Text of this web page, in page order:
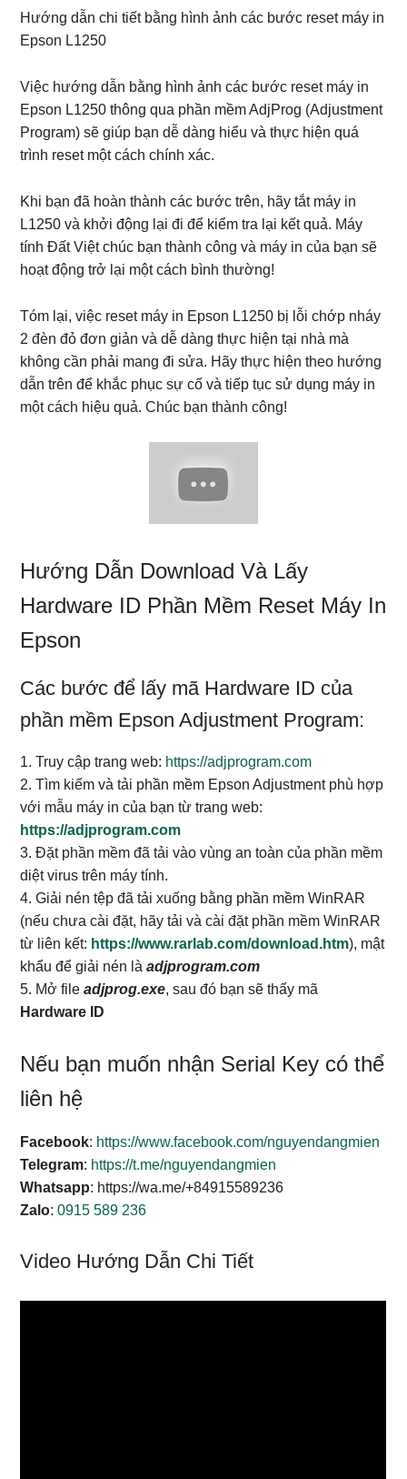
Hướng dẫn chi tiết bằng hình ảnh các bước reset máy in
Epson L1250
Việc hướng dẫn bằng hình ảnh các bước reset máy in
Epson L1250 thông qua phần mềm AdjProg (Adjustment
Program) sẽ giúp bạn dễ dàng hiểu và thực hiện quá
trình reset một cách chính xác.
Khi bạn đã hoàn thành các bước trên, hãy tắt máy in
L1250 và khởi động lại đi để kiểm tra lại kết quả. Máy
tính Đất Việt chúc bạn thành công và máy in của bạn sẽ
hoạt động trở lại một cách bình thường!
Tóm lại, việc reset máy in Epson L1250 bị lỗi chớp nháy
2 đèn đỏ đơn giản và dễ dàng thực hiện tại nhà mà
không cần phải mang đi sửa. Hãy thực hiện theo hướng
dẫn trên để khắc phục sự cố và tiếp tục sử dụng máy in
một cách hiệu quả. Chúc bạn thành công!
Hướng Dẫn Download Và Lấy
Hardware ID Phần Mềm Reset Máy In
Epson
Các bước để lấy mã Hardware ID của
phần mềm Epson Adjustment Program:
1. Truy cập trang web: https://adjprogram.com
2. Tìm kiếm và tải phần mềm Epson Adjustment phù hợp
với mẫu máy in của bạn từ trang web:
https://adjprogram.com
3. Đặt phần mềm đã tải vào vùng an toàn của phần mềm
diệt virus trên máy tính.
4. Giải nén tệp đã tải xuống bằng phần mềm WinRAR
(nếu chưa cài đặt, hãy tải và cài đặt phần mềm WinRAR
từ liên kết: https://www.rarlab.com/download.htm), mật
khẩu để giải nén làadjprogram.com
5. Mở fileadjprog.exe, sau đó bạn sẽ thấy mã
Hardware ID
Nếu bạn muốn nhận Serial Key có thể
liên hệ
Facebook: https://www.facebook.com/nguyendangmien
Telegram: https://t.me/nguyendangmien
Whatsapp: https://wa.me/+84915589236
Zalo:0915 589 236
Video Hướng Dẫn Chi Tiết